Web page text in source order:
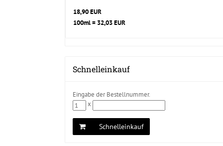
18,90 EUR
100ml = 32,03 EUR
Schnelleinkauf
Eingabe der Bestellnummer.
x
Schnelleinkauf